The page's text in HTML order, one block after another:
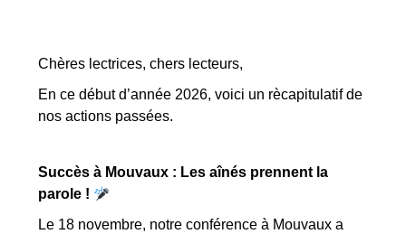
Chères lectrices, chers lecteurs,
En ce début d’année 2026, voici un rècapitulatif de
nos actions passées.
Succès à Mouvaux : Les aînés prennent la
parole !
Le 18 novembre, notre conférence à Mouvaux a